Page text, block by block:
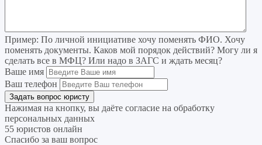
Пример: По личной инициативе хочу поменять ФИО. Хочу
поменять документы. Каков мой порядок действий? Могу ли я
сделать все в МФЦ? Или надо в ЗАГС и ждать месяц?
Ваше имя
Ваш телефон
Нажимая на кнопку, вы даёте согласие на обработку
персональных данных
55 юристов онлайн
Спасибо за ваш вопрос